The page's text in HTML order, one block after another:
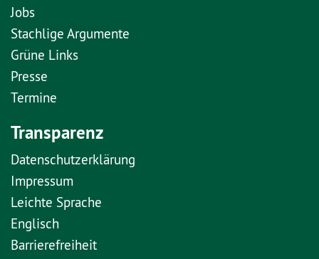
Jobs
Stachlige Argumente
Grüne Links
Presse
Termine
Transparenz
Datenschutzerklärung
Impressum
Leichte Sprache
Englisch
Barrierefreiheit